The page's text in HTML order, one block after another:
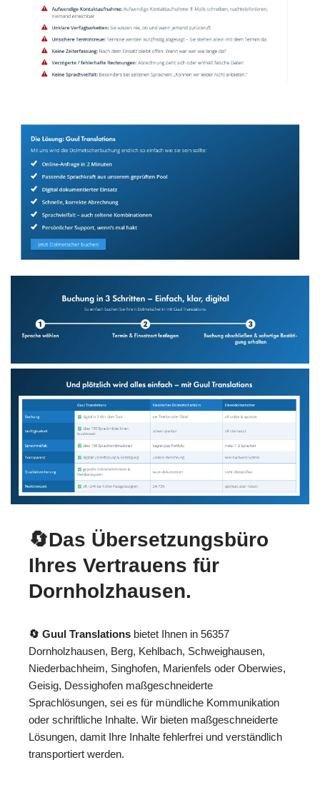
🔄Das Übersetzungsbüro
Ihres Vertrauens für
Dornholzhausen.
🔄 Guul Translations bietet Ihnen in 56357
Dornholzhausen, Berg, Kehlbach, Schweighausen,
Niederbachheim, Singhofen, Marienfels oder Oberwies,
Geisig, Dessighofen maßgeschneiderte
Sprachlösungen, sei es für mündliche Kommunikation
oder schriftliche Inhalte. Wir bieten maßgeschneiderte
Lösungen, damit Ihre Inhalte fehlerfrei und verständlich
transportiert werden.